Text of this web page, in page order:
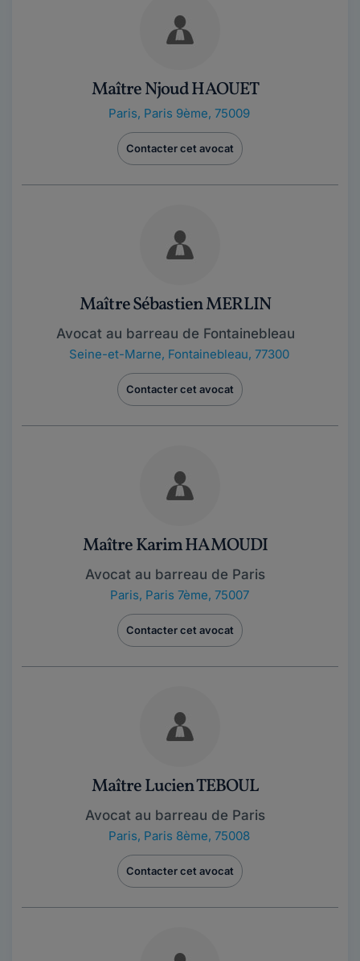
Maître Njoud HAOUET
Paris, Paris 9ème, 75009
Contacter cet avocat
Maître Sébastien MERLIN
Avocat au barreau de Fontainebleau
Seine-et-Marne, Fontainebleau, 77300
Contacter cet avocat
Maître Karim HAMOUDI
Avocat au barreau de Paris
Paris, Paris 7ème, 75007
Contacter cet avocat
Maître Lucien TEBOUL
Avocat au barreau de Paris
Paris, Paris 8ème, 75008
Contacter cet avocat